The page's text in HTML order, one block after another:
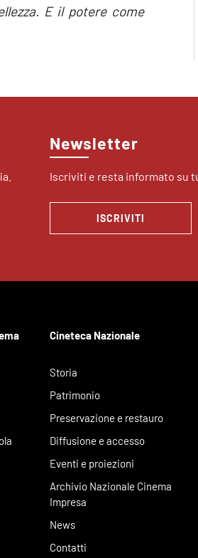
E il potere come
Newsletter
Iscriviti e resta informato su
ISCRIVITI
Cineteca Nazionale
Storia
Patrimonio
Preservazione e restauro
Diffusione e accesso
Eventi e proiezioni
Archivio Nazionale Cinema
Impresa
News
Contatti